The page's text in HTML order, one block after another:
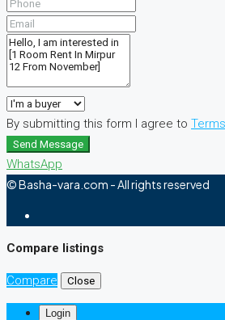
By submitting this form I agree to
Send Message
WhatsApp
© Basha-vara.com - All rights reserved
Compare listings
Compare Close
Login